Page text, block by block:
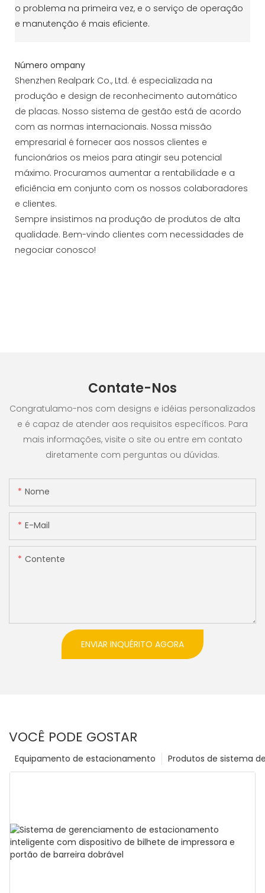
o problema na primeira vez, e o serviço de operação
e manutenção é mais eficiente.
Número ompany
Shenzhen Realpark Co., Ltd. é especializada na
produção e design de reconhecimento automático
de placas. Nosso sistema de gestão está de acordo
com as normas internacionais. Nossa missão
empresarial é fornecer aos nossos clientes e
funcionários os meios para atingir seu potencial
máximo. Procuramos aumentar a rentabilidade e a
eficiência em conjunto com os nossos colaboradores
e clientes.
Sempre insistimos na produção de produtos de alta
qualidade. Bem-vindo clientes com necessidades de
negociar conosco!
Contate-Nos
Congratulamo-nos com designs e idéias personalizados
e é capaz de atender aos requisitos específicos. Para
mais informações, visite o site ou entre em contato
diretamente com perguntas ou dúvidas.
Nome
E-Mail
Contente
ENVIAR INQUÉRITO AGORA
VOCÊ PODE GOSTAR
Produtos de sistema
Equipamento de estacionamento